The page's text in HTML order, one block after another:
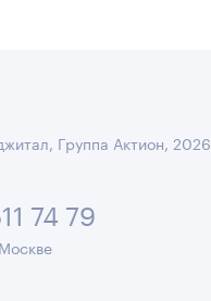
Группа Актион, 2026
74 79